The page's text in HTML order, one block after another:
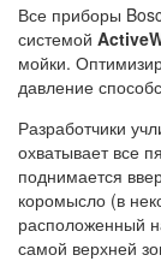
Все приборы
системой
мойки.
давление
Разработчики
охватывает все
поднимается
коромысло (в
расположенный
самой верхней